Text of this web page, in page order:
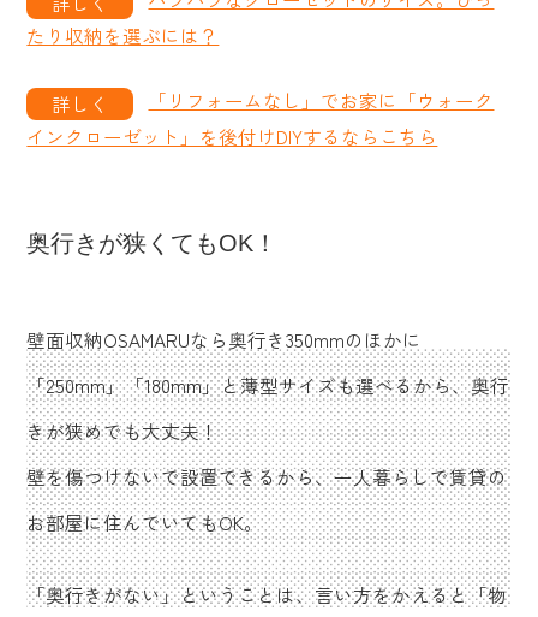
たり収納を選ぶには？
「リフォームなし」でお家に「ウォーク
インクローゼット」を後付けDIYするならこちら
奥行きが狭くてもOK！
壁面収納OSAMARUなら奥行き350mmのほかに
「250mm」「180mm」と薄型サイズも選べるから、奥行
きが狭めでも大丈夫！
壁を傷つけないで設置できるから、一人暮らしで賃貸の
お部屋に住んでいてもOK。
「奥行きがない」ということは、言い方をかえると「物